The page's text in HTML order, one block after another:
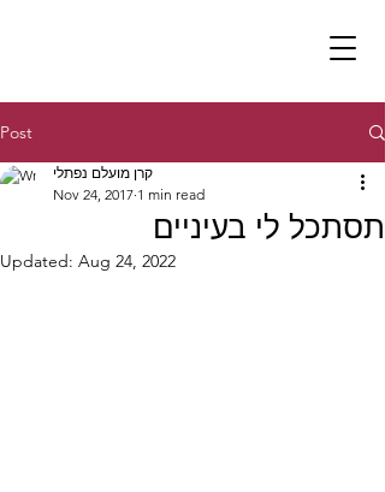
Post
תסתכל לי בעיניים
קרן מועלם נפתלי
Nov 24, 2017 1 min read
Updated: Aug 24, 2022